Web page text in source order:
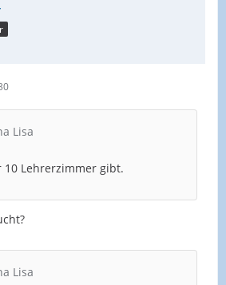
Lisa
10 Lehrerzimmer gibt.
Lisa